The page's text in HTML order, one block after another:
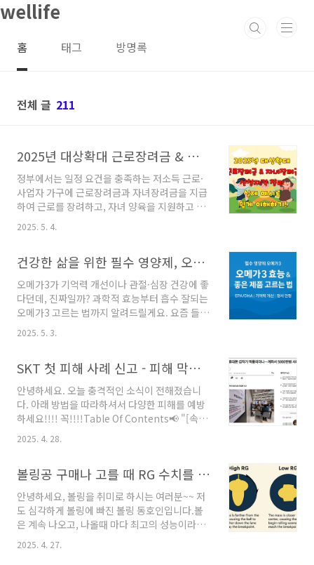
본문 바로가기
wellife
홈 태그 방명록
전체 글 211
2025년 대상확대 근로장려금 & 자녀장려금 신청자격 정리 + 실제 예시로 쉽게 이해하기!
정부에서는 일정 요건을 충족하는 저소득 근로·
사업자 가구에 근로장려금과 자녀장려금을 지급
하여 근로를 장려하고, 자녀 양육을 지원하고 있
습니다. 2025년도 기준으로 어떤 가구가 이 혜택
을 받을 수 있는지, 실제 사례를 통해 함께 알아보
녀장려금 신청자격 요약① 소득요건 (2024년 귀
속 연 소득 기준)② 재산요건③ 신청 제외 대상사
례로 알아보기: 음식점 사장님 부부는 자녀장려
금을 받을 수 있을까?▶ 부부의 연간 소득 계산▶
가구유형 확인▶ 결과 판단마무리 정리TIP: 신청
은 언제?참고 링크근로장려금 & 자녀장려금 신
기준)가구유형근로장려금 (연 총소득 기준)자녀
장려금 (연 총소득 기준)단독가구2,200만..
2025. 5. 4.
건강한 삶을 위한 필수 영양제, 오메가3 효능과 좋은 제품 고르는 법
오메가3가 기억력 개선이나 관절·심장 건강에 좋
다던데, 진짜일까? 과학적 효능부터 흡수 잘되는
오메가3 고르는 법까지 알려드릴게요. 요즘 들어
피곤함이 쉽게 가시지 않거나, 집중력 저하나 건
망증이 늘고 있다면 오메가3를 한 번쯤 고민해보
있어서 어떤 걸 골라야 할지 헷갈리기 쉽죠.이 글
에서는 식약처에서 인정한 오메가3의 건강상 효
능을 살펴보고, 흡수율 높은 rTG형 오메가3처럼
좋은 제품을 고를 때 꼭 확인해야 할 기준들을 소
개합니다.특히 장용성 캡슐, EPA 고함량, IFOS
인증 등 신뢰할 수 있는 오메가3 선택 기준을 실
요.Table Of Contents1. 오메가3 효능 — 왜
꼭 챙겨 먹어야 할까?심혈관 건강뇌?..
2025. 5. 3.
SKT 첫 피해 사례 신고 - 피해 막는 법과 무료 유심 교체 신청 방법 - [속보] SKT 사용자 계좌에서 갑자기 5천만원 인출..
안녕하세요. 오늘 충격적인 소식이 전해졌습니
다. 아래 방법을 따라하셔서 다양한 피해를 예방
하세요!!!! 꼭!!!!Table Of Contents📢 "[속보]
SKT 사용자 계좌에서 갑자기 5천만원 인출" 사
건 발생🛡️ 피해를 막는 방법 - "유심 보호 서비스"
"[속보] SKT 사용자 계좌에서 갑자기 5천만원
인출" 사건 발생지난 4월 22일, 부산에서 한 60
대 남성 A씨가 갑자기 자신의 SKT 휴대전화가
먹통이 되는 일을 겪었습니다.A씨는 대리점을 방
문한 결과, SKT 회선이 해지되고, 본인 명의로
KT 알뜰폰이 개통된 사실을 알게 되었습니다.이
2025. 4. 28.
볼링공 구매나 고를 때 RG 수치를 보고 나에게 맞는 볼을 고르는 법 - 투핸드, 덤리스, 스트로커🎳
안녕하세요, 볼링을 취미로 하시는 여러분~~ 저
도 심각하게 볼링에 빠진 볼링 동호인입니다.볼
은 계속 나오고, 나올때 마다 최고의 성능이라고
하면서 볼 교체를 유도하는데요 ㅎㅎ그런데, 도
대체 어떤 볼을 사야 나에게 맞을까요?제일 좋은
2025. 4. 27.